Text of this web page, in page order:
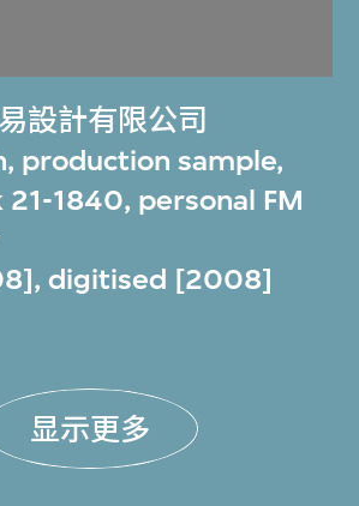
設計有限公司
production sample,
21-1840, personal FM
digitised [2008]
显示更多